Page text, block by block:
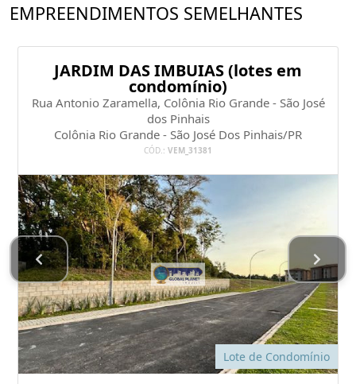
EMPREENDIMENTOS SEMELHANTES
JARDIM DAS IMBUIAS (lotes em
condomínio)
Rua Antonio Zaramella, Colônia Rio Grande - São José
dos Pinhais
Colônia Rio Grande - São José Dos Pinhais/PR
CÓD.: VEM_31381
Lote de Condomínio